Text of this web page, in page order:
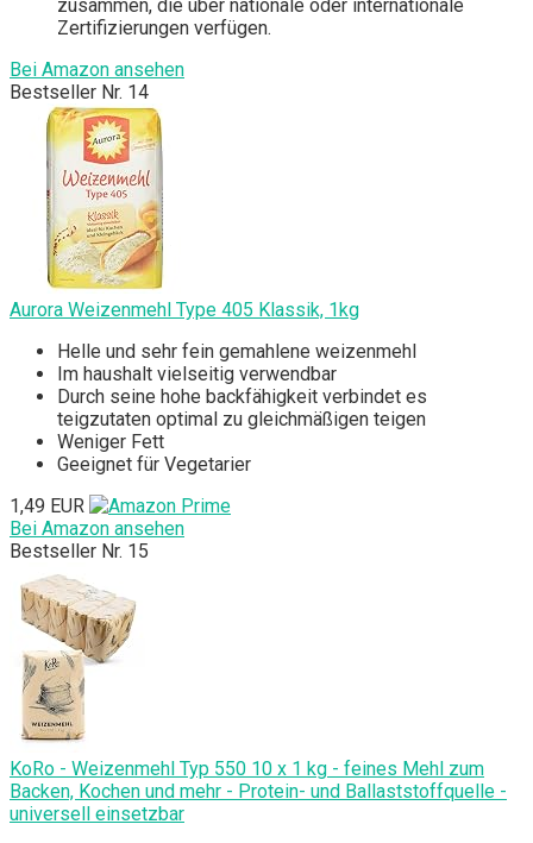
zusammen, die über nationale oder internationale
Zertifizierungen verfügen.
Bei Amazon ansehen
Bestseller Nr. 14
Aurora Weizenmehl Type 405 Klassik, 1kg
Helle und sehr fein gemahlene weizenmehl
Im haushalt vielseitig verwendbar
Durch seine hohe backfähigkeit verbindet es
teigzutaten optimal zu gleichmäßigen teigen
Weniger Fett
Geeignet für Vegetarier
1,49 EUR
Bei Amazon ansehen
Bestseller Nr. 15
KoRo - Weizenmehl Typ 550 10 x 1 kg - feines Mehl zum
Backen, Kochen und mehr - Protein- und Ballaststoffquelle -
universell einsetzbar